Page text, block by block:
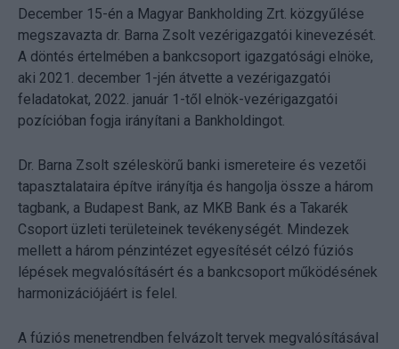
December 15-én a Magyar Bankholding Zrt. közgyűlése
megszavazta dr. Barna Zsolt vezérigazgatói kinevezését.
A döntés értelmében a bankcsoport igazgatósági elnöke,
aki 2021. december 1-jén átvette a vezérigazgatói
feladatokat, 2022. január 1-től elnök-vezérigazgatói
pozícióban fogja irányítani a Bankholdingot.
Dr. Barna Zsolt széleskörű banki ismereteire és vezetői
tapasztalataira építve irányítja és hangolja össze a három
tagbank, a Budapest Bank, az MKB Bank és a Takarék
Csoport üzleti területeinek tevékenységét. Mindezek
mellett a három pénzintézet egyesítését célzó fúziós
lépések megvalósításért és a bankcsoport működésének
harmonizációjáért is felel.
A fúziós menetrendben felvázolt tervek megvalósításával